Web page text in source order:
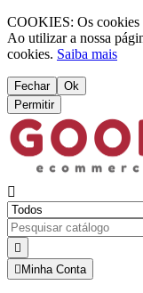
COOKIES: Os cookies
Ao utilizar a nossa
cookies. Saiba mais
Fechar
Ok
Permitir


 Minha Conta